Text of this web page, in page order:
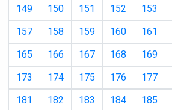
149
150 151 152 153
157
158 159 160 161
165
166 167 168 169
173
174 175 176 177
181
182 183 184 185